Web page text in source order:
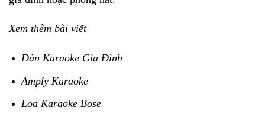
Xem thêm bài viết
Dàn Karaoke Gia Đình
Amply Karaoke
Loa Karaoke Bose